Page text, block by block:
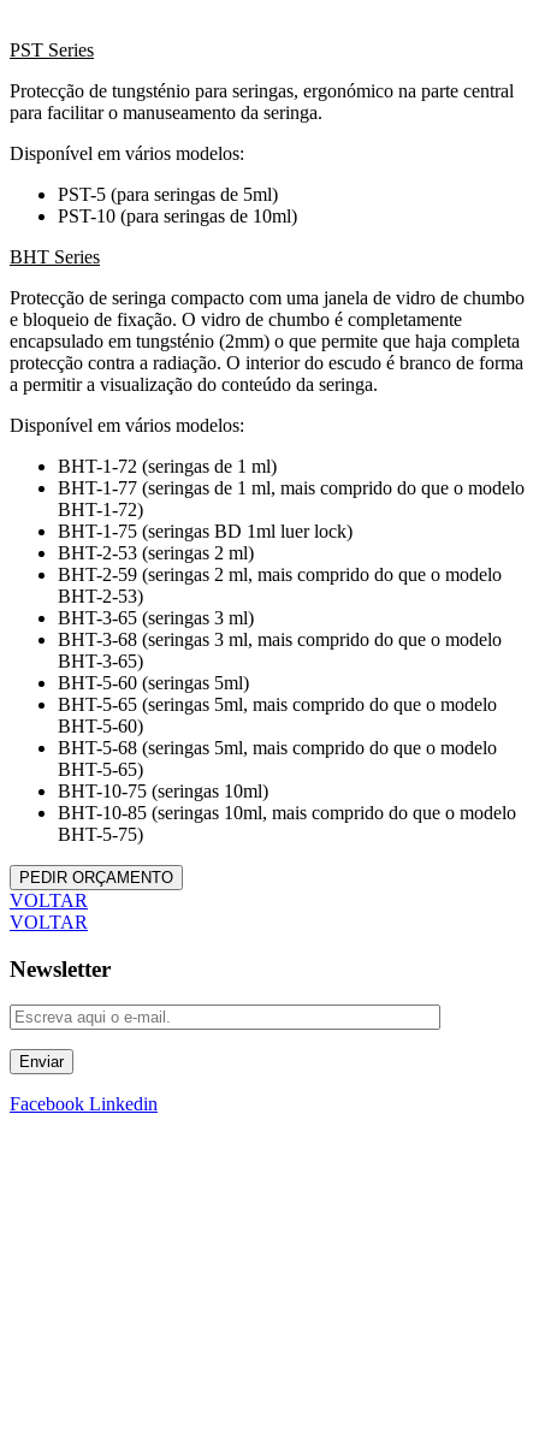
PST Series
Protecção de tungsténio para seringas, ergonómico na parte central
para facilitar o manuseamento da seringa.
Disponível em vários modelos:
PST-5 (para seringas de 5ml)
PST-10 (para seringas de 10ml)
BHT Series
Protecção de seringa compacto com uma janela de vidro de chumbo
e bloqueio de fixação. O vidro de chumbo é completamente
encapsulado em tungsténio (2mm) o que permite que haja completa
protecção contra a radiação. O interior do escudo é branco de forma
a permitir a visualização do conteúdo da seringa.
Disponível em vários modelos:
BHT-1-72 (seringas de 1 ml)
BHT-1-77 (seringas de 1 ml, mais comprido do que o modelo
BHT-1-72)
BHT-1-75 (seringas BD 1ml luer lock)
BHT-2-53 (seringas 2 ml)
BHT-2-59 (seringas 2 ml, mais comprido do que o modelo
BHT-2-53)
BHT-3-65 (seringas 3 ml)
BHT-3-68 (seringas 3 ml, mais comprido do que o modelo
BHT-3-65)
BHT-5-60 (seringas 5ml)
BHT-5-65 (seringas 5ml, mais comprido do que o modelo
BHT-5-60)
BHT-5-68 (seringas 5ml, mais comprido do que o modelo
BHT-5-65)
BHT-10-75 (seringas 10ml)
BHT-10-85 (seringas 10ml, mais comprido do que o modelo
BHT-5-75)
PEDIR ORÇAMENTO
VOLTAR
VOLTAR
Newsletter
Enviar
Facebook Linkedin